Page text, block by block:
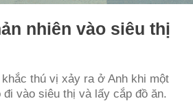
nhiên vào siêu thị
thú vị xảy ra ở Anh khi một
vào siêu thị và lấy cắp đồ ăn.